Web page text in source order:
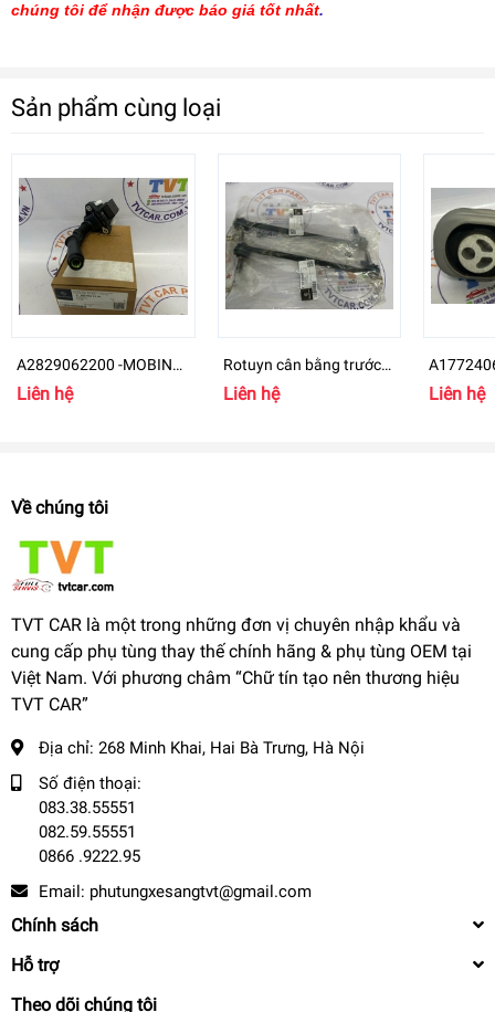
chúng tôi để nhận được báo giá tốt nhất.
Sản phẩm cùng loại
A2829062200 -MOBIN
Mercedes-Benz B
Liên hệ
Rotuyn cân bằng trước
Mercedes-Benz GLB 200
- A2473204200
Liên hệ
chân
GLB
Liên hệ
Về chúng tôi
TVT CAR là một trong những đơn vị chuyên nhập khẩu và
cung cấp phụ tùng thay thế chính hãng & phụ tùng OEM tại
Việt Nam. Với phương châm “Chữ tín tạo nên thương hiệu
TVT CAR”
Địa chỉ: 268 Minh Khai, Hai Bà Trưng, Hà Nội
Số điện thoại:
083.38.55551
082.59.55551
0866 .9222.95
Email: phutungxesangtvt@gmail.com
Chính sách
Hỗ trợ
Theo dõi chúng tôi